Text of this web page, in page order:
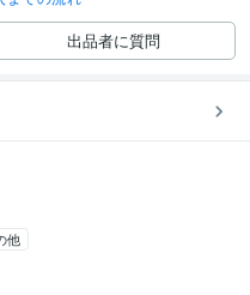
出品者に質問
他